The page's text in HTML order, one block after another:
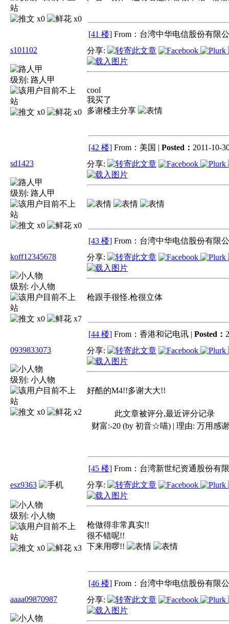
x0 x0
[41 楼] From：台湾中华电信股份有限
s101102
级别: 路人甲
x0 x0
分享:
cool
我买了
多谢楼主分享
[42 楼] From：美国 | Posted： 2011-10-
sd1423
级别: 路人甲
x0 x0
分享:
[43 楼] From：台湾中华电信股份有限
koff12345678
级别: 小人物
x0 x7
分享:
枪跟手很怪.枪很立体
[44 楼] From：香港和记电讯 | Posted：
0939833073
级别: 小人物
x0 x2
分享:
好酷的M4!!多谢大大!!
此文章被评分,最近评分记录
财富:-20 (by 初音☆喵) | 理由: 万用感
[45 楼] From：台湾新世纪资通股份有
esz9363
级别: 小人物
x0 x3
分享:
枪做得非常真实!!
很不错呢!!
下来用啰!!
[46 楼] From：台湾中华电信股份有限
aaaa09870987
分享: